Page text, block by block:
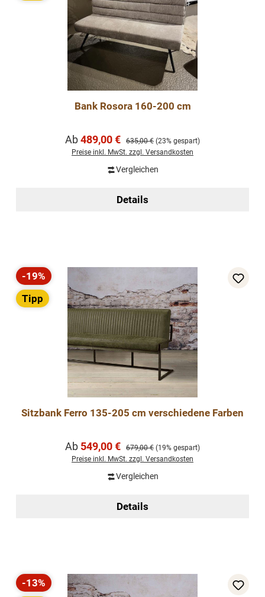
Bank Rosora 160-200 cm
Verkaufspreis:
Ab489,00 € Regulärer Preis:
635,00 € (23% gespart)
Preise inkl. MwSt. zzgl. Versandkosten
Vergleichen
Details
Rabatt
-19%
Tipp
Sitzbank Ferro 135-205 cm verschiedene Farben
Verkaufspreis:
Ab 549,00 € Regulärer Preis:
679,00 € (19% gespart)
Preise inkl. MwSt. zzgl. Versandkosten
Vergleichen
Details
Rabatt
-13%